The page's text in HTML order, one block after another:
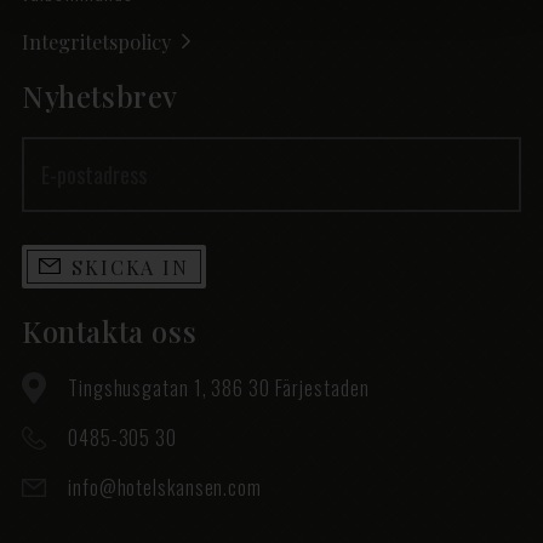
Integritetspolicy
Nyhetsbrev
SKICKA IN
Kontakta oss
Tingshusgatan 1, 386 30 Färjestaden
0485-305 30
info@hotelskansen.com